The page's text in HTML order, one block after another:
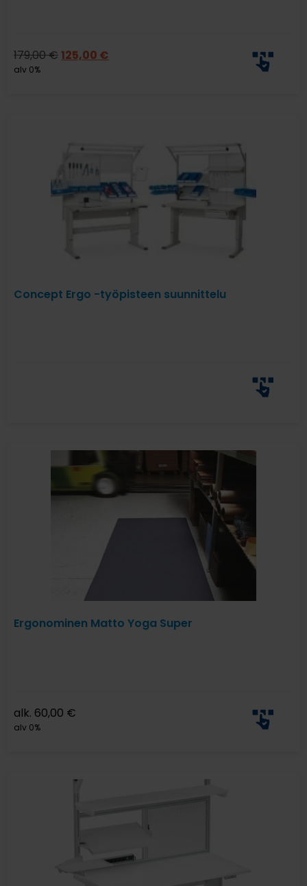
179,00€125,00 €
alv 0%
Concept Ergo -työpisteen suunnittelu
Ergonominen Matto Yoga Super
alk. 60,00 €
alv 0%